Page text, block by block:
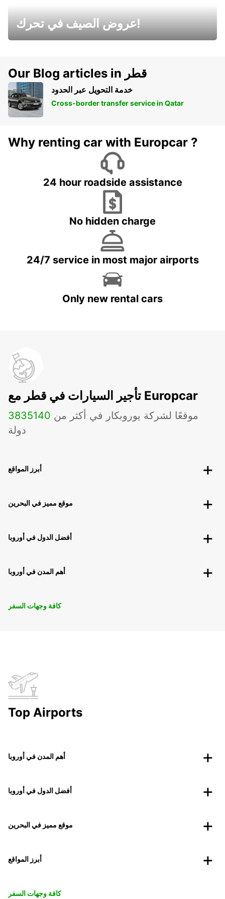
عروض الصيف في تحرك!
Our Blog articles in قطر
خدمة التحويل عبر الحدود
Cross-border transfer service in Qatar
Why renting car with Europcar ?
24 hour roadside assistance
No hidden charge
24/7 service in most major airports
Only new rental cars
تأجير السيارات في قطر مع Europcar
3835 موقعًا لشركة يوروبكار في أكثر من 140
دولة
أبرز المواقع
موقع مميز في البحرين
أفضل الدول في أوروبا
أهم المدن في أوروبا
كافة وجهات السفر
Top Airports
أهم المدن في أوروبا
أفضل الدول في أوروبا
موقع مميز في البحرين
أبرز المواقع
كافة وجهات السفر